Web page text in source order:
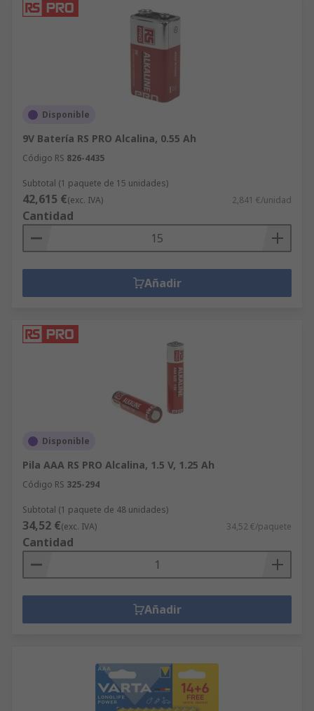
Disponible
9V Batería RS PRO Alcalina, 0.55 Ah
Código RS 826-4435
Subtotal (1 paquete de 15 unidades)
42,615 €(exc. IVA) 2,841 €/unidad
Cantidad
Añadir
Disponible
Pila AAA RS PRO Alcalina, 1.5 V, 1.25 Ah
Código RS 325-294
Subtotal (1 paquete de 48 unidades)
34,52 €(exc. IVA) 34,52 €/paquete
Cantidad
Añadir